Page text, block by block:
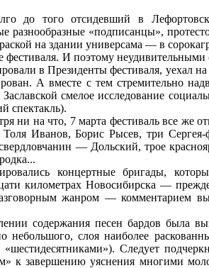
до того отсидевший в
разнообразные «подписанцы»,
на здании универсама — в
И поэтому
в Президенты фестиваля,
А вместе с тем стремительно
смелое исследование
спектакль).
ни на что, 7 марта фестиваль все же
Толя Иванов, Борис Рысев, три
— Дольский, трое
концертные бригады,
километрах Новосибирска —
жанром — комментарием
содержания песен бардов была
небольшого, слоя наиболее
Следует
к завершению уяснения многими